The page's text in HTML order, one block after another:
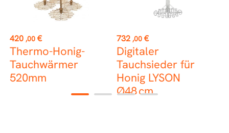
Preis
420 ,00 €
Thermo-Honig-
Tauchwärmer
520mm
Preis
732 ,00 €
Digitaler
Tauchsieder für
Honig LYSON
Ø48 cm
1 2 3 4